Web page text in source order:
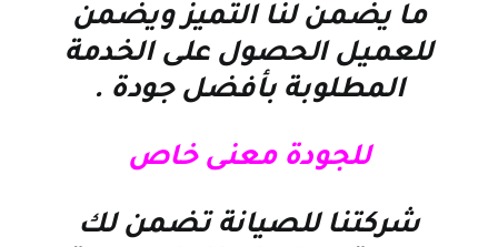
ما يضمن لنا التميز ويضمن
للعميل الحصول على الخدمة
المطلوبة بأفضل جودة .
للجودة معنى خاص
شركتنا للصيانة تضمن لك